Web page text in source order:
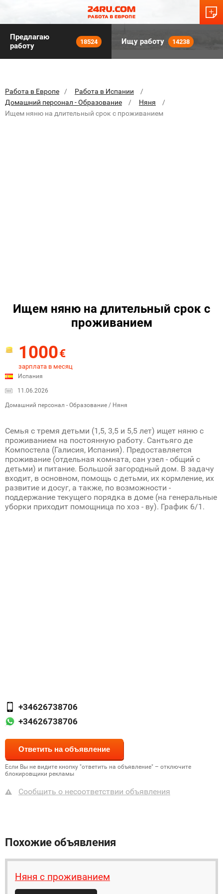
Предлагаю
работу
18524 Ищу работу 14238
Работа в Европе
Работа в Испании
Домашний персонал - Образование
Няня
Ищем няню на длительный срок с проживанием
Ищем няню на длительный срок с
проживанием
1000€
зарплата в месяц
Испания
11.06.2026
Домашний персонал - Образование / Няня
Семья с тремя детьми (1,5, 3,5 и 5,5 лет) ищет няню с
проживанием на постоянную работу. Сантьяго де
Компостела (Галисия, Испания). Предоставляется
проживание (отдельная комната, сан узел - общий с
детьми) и питание. Большой загородный дом. В задачу
входит, в основном, помощь с детьми, их кормление, их
развитие и досуг, а также, по возможности -
поддержание текущего порядка в доме (на генеральные
уборки приходит помощница по хоз - ву). График 6/1.
+34626738706
+34626738706
Если Вы не видите кнопку "ответить на объявление" – отключите
блокировщики рекламы
Сообщить о несоответствии объявления
Похожие объявления
Няня с проживанием